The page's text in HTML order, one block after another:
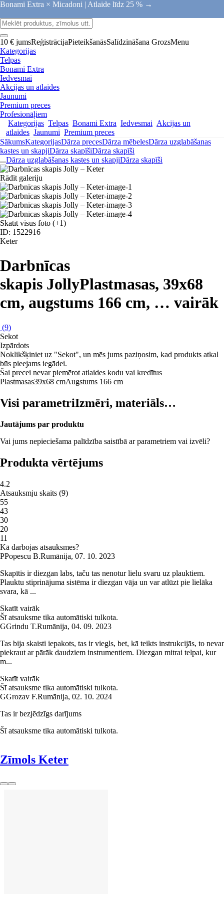
Bonami Extra × Micadoni | Atlaide līdz 25 % →
10 € jumsReģistrācijaPieteikšanāsSalīdzināšana GrozsMenu
Kategorijas
Telpas
Bonami Extra
Iedvesmai
Akcijas un atlaides
Jaunumi
Premium preces
Profesionāļiem
Kategorijas Telpas Bonami Extra Iedvesmai Akcijas un
atlaides Jaunumi Premium preces
SākumsKategorijasDārza precesDārza mēbelesDārza uzglabāšanas
kastes un skapjiDārza skapīšiDārza skapīši
...Dārza uzglabāšanas kastes un skapjiDārza skapīši
Rādīt galeriju
Skatīt visus foto (+1)
ID: 1522916
Keter
Darbnīcas
skapis JollyPlastmasas, 39x68
cm, augstums 166 cm, … vairāk
(9)
Sekot
Izpārdots
Noklikšķiniet uz "Sekot", un mēs jums paziņosim, kad produkts atkal
būs pieejams iegādei.
Šai precei nevar piemērot atlaides kodu vai kredītus
Plastmasas39x68 cmAugstums 166 cm
Visi parametriIzmēri, materiāls…
Jautājums par produktu
Vai jums nepieciešama palīdzība saistībā ar parametriem vai izvēli?
Produkta vērtējums
4.2
Atsauksmju skaits (9)
55
43
30
20
11
Kā darbojas atsauksmes?
PPopescu B.Rumānija, 07. 10. 2023
Skapītis ir diezgan labs, taču tas nenotur lielu svaru uz plauktiem.
Plauktu stiprinājuma sistēma ir diezgan vāja un var atlūzt pie lielāka
svara, kā ...
Skatīt vairāk
Šī atsauksme tika automātiski tulkota.
GGrindu T.Rumānija, 04. 09. 2023
Tas bija skaisti iepakots, tas ir viegls, bet, kā teikts instrukcijās, to nevar
piekraut ar pārāk daudziem instrumentiem. Diezgan mitrai telpai, kur
m...
Skatīt vairāk
Šī atsauksme tika automātiski tulkota.
GGrozav F.Rumānija, 02. 10. 2024
Tas ir bezjēdzīgs darījums
Šī atsauksme tika automātiski tulkota.
Zīmols Keter